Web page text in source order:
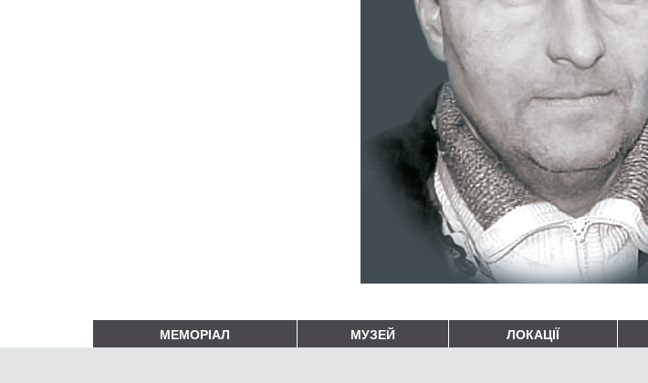
МЕМОРІАЛ МУЗЕЙ ЛОКАЦІЇ